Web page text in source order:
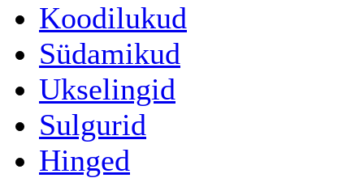
Koodilukud
Südamikud
Ukselingid
Sulgurid
Hinged